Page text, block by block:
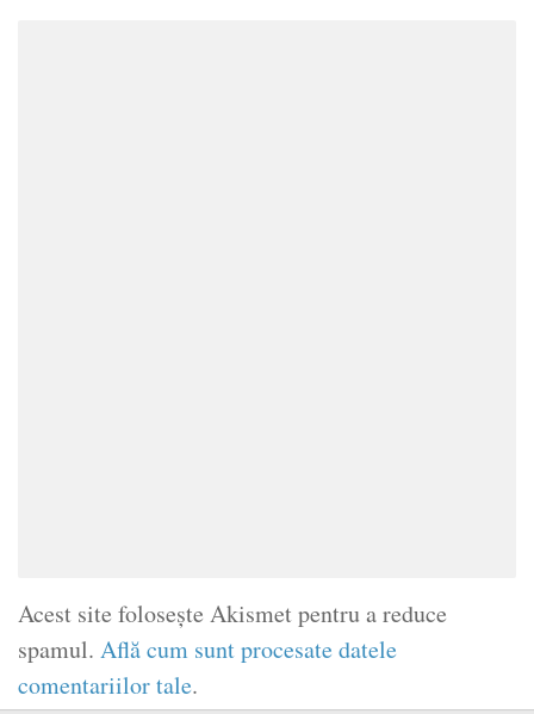
Acest site folosește Akismet pentru a reduce
spamul. Află cum sunt procesate datele
comentariilor tale.